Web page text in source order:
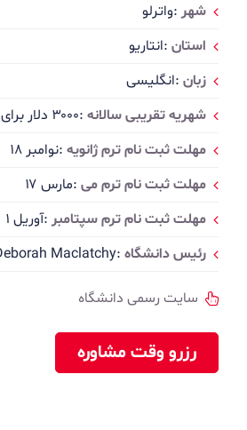
شهر :واترلو
استان :انتاریو
زبان :انگلیسی
شهریه تقریبی سالانه :۳۰۰۰ دلار برای هر نیم واحد
مهلت ثبت نام ترم ژانویه :نوامبر ۱۸
مهلت ثبت نام ترم می :مارس ۱۷
مهلت ثبت نام ترم سپتامبر :آوریل ۱
رئیس دانشگاه :Deborah Maclatchy
سایت رسمی دانشگاه
رزرو وقت مشاوره